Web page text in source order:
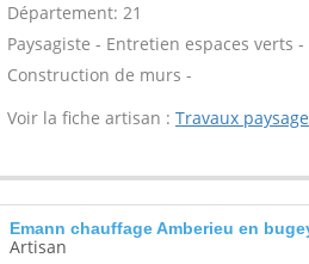
Département: 21
Paysagiste - Entretien espaces verts
Construction de murs -
Voir la fiche artisan : Travaux
Emann chauffage Amberieu en
Artisan